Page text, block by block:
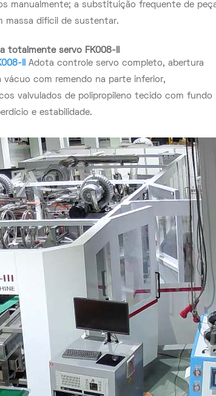
manualmente; a substituição frequente de
massa difícil de sustentar.
totalmente servo FK008-II
II
Adota controle servo completo, abertura
com remendo na parte inferior,
valvulados de polipropileno tecido com fundo
e estabilidade.